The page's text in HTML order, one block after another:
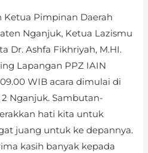
Pimpinan Daerah
Nganjuk, Ketua Lazismu
Dr. Ashfa Fikhriyah, M.HI.
Lapangan PPZ IAIN
WIB acara dimulai di
Nganjuk. Sambutan-
hati kita untuk
juang untuk ke depannya.
kasih banyak kepada